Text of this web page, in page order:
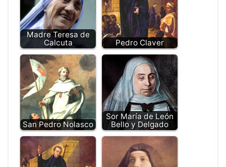
Madre Teresa de
Calcuta
Pedro Claver
San Pedro Nolasco
Sor María de León
Bello y Delgado